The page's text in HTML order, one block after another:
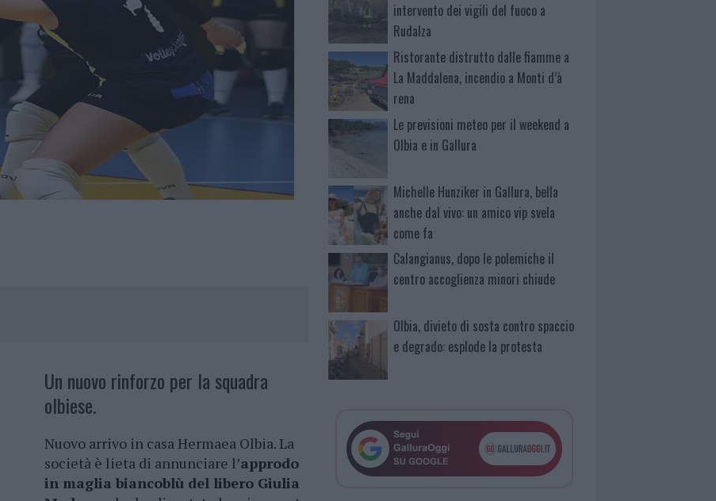
Un nuovo rinforzo per la squadra
olbiese.
Nuovo arrivo in casa Hermaea Olbia. La
società è lieta di annunciare l’approdo
in maglia biancoblù del libero Giulia
intervento dei vigili del fuoco a
Rudalza
Ristorante distrutto dalle fiamme a
La Maddalena, incendio a Monti d’à
rena
Le previsioni meteo per il weekend a
Olbia e in Gallura
Michelle Hunziker in Gallura, bella
anche dal vivo: un amico vip svela
come fa
Calangianus, dopo le polemiche il
centro accoglienza minori chiude
Olbia, divieto di sosta contro spaccio
e degrado: esplode la protesta